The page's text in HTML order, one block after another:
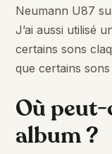
Neumann U87
J’ai aussi utilisé
certains sons
que certains sons
Où
album ?